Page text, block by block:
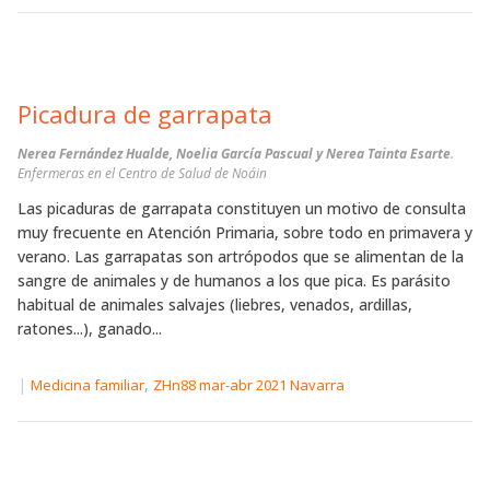
Picadura de garrapata
Nerea Fernández Hualde, Noelia García Pascual y Nerea Tainta Esarte.
Enfermeras en el Centro de Salud de Noáin
Las picaduras de garrapata constituyen un motivo de consulta
muy frecuente en Atención Primaria, sobre todo en primavera y
verano. Las garrapatas son artrópodos que se alimentan de la
sangre de animales y de humanos a los que pica. Es parásito
habitual de animales salvajes (liebres, venados, ardillas,
ratones...), ganado...
| Medicina familiar, ZHn88 mar-abr 2021 Navarra